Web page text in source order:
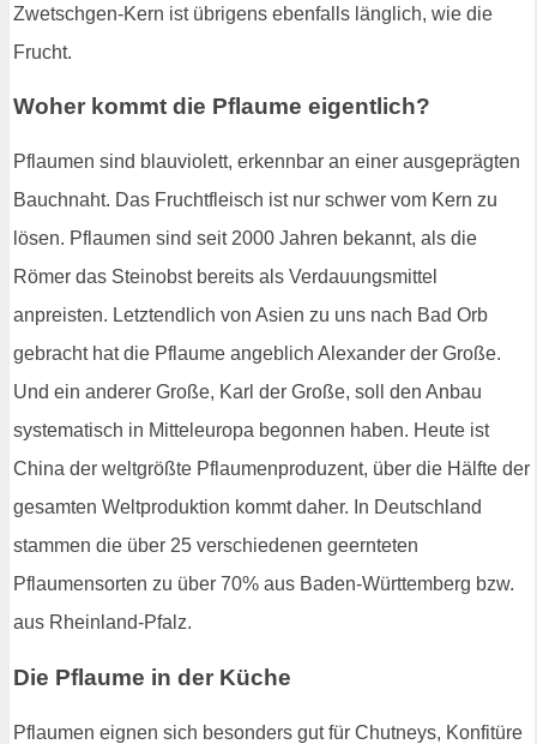
Zwetschgen-Kern ist übrigens ebenfalls länglich, wie die
Frucht.
Woher kommt die Pflaume eigentlich?
Pflaumen sind blauviolett, erkennbar an einer ausgeprägten
Bauchnaht. Das Fruchtfleisch ist nur schwer vom Kern zu
lösen. Pflaumen sind seit 2000 Jahren bekannt, als die
Römer das Steinobst bereits als Verdauungsmittel
anpreisten. Letztendlich von Asien zu uns nach Bad Orb
gebracht hat die Pflaume angeblich Alexander der Große.
Und ein anderer Große, Karl der Große, soll den Anbau
systematisch in Mitteleuropa begonnen haben. Heute ist
China der weltgrößte Pflaumenproduzent, über die Hälfte der
gesamten Weltproduktion kommt daher. In Deutschland
stammen die über 25 verschiedenen geernteten
Pflaumensorten zu über 70% aus Baden-Württemberg bzw.
aus Rheinland-Pfalz.
Die Pflaume in der Küche
Pflaumen eignen sich besonders gut für Chutneys, Konfitüre